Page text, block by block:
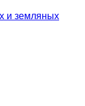
и земляных